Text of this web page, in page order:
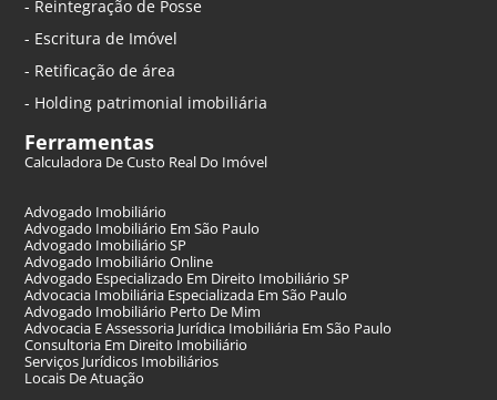
- Reintegração de Posse
- Escritura de Imóvel
- Retificação de área
- Holding patrimonial imobiliária
Ferramentas
Calculadora De Custo Real Do Imóvel
Advogado Imobiliário
Advogado Imobiliário Em São Paulo
Advogado Imobiliário SP
Advogado Imobiliário Online
Advogado Especializado Em Direito Imobiliário SP
Advocacia Imobiliária Especializada Em São Paulo
Advogado Imobiliário Perto De Mim
Advocacia E Assessoria Jurídica Imobiliária Em São Paulo
Consultoria Em Direito Imobiliário
Serviços Jurídicos Imobiliários
Locais De Atuação